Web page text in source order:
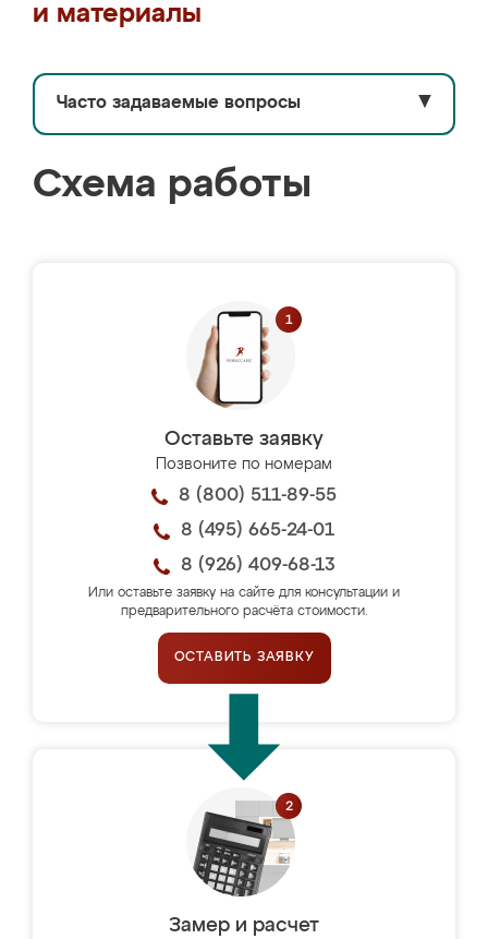
и материалы
Часто задаваемые вопросы ▼
Схема работы
Оставьте заявку
Позвоните по номерам
8 (800) 511-89-55
8 (495) 665-24-01
8 (926) 409-68-13
Или оставьте заявку на сайте для консультации и
предварительного расчёта стоимости.
ОСТАВИТЬ ЗАЯВКУ
Замер и расчет